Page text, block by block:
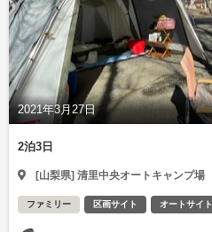
2021年3月27日
2泊3日
[山梨県] 清里中央オートキャンプ場
ファミリー 区画サイト オートサイト